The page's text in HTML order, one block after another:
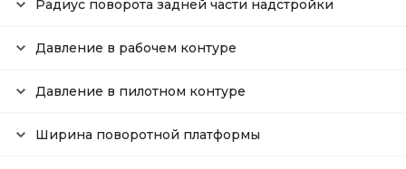
Радиус поворота задней части надстройки
Давление в рабочем контуре
Давление в пилотном контуре
Ширина поворотной платформы